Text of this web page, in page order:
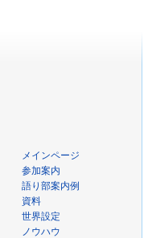
メインページ
参加案内
語り部案内例
資料
世界設定
ノウハウ